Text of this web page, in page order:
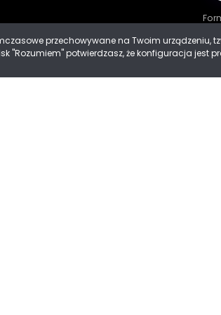
przechowywane na Twoim
"Rozumiem" potwierdzasz, że konfiguracja jest